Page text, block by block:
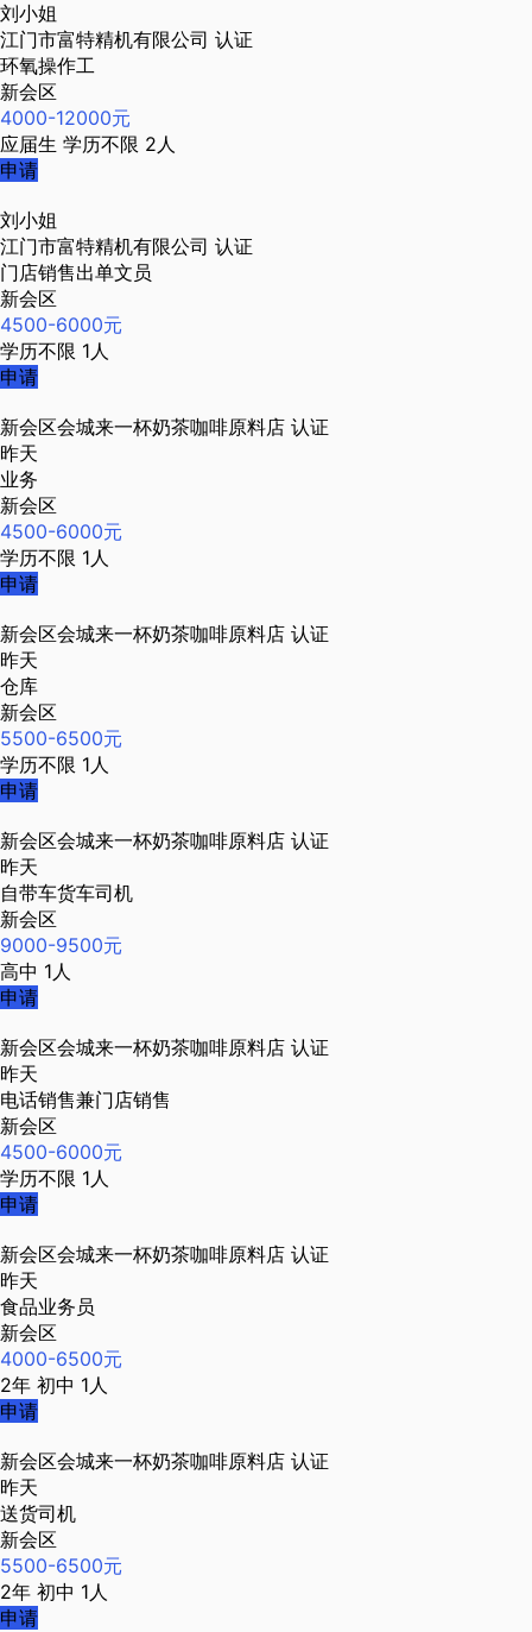
刘小姐
江门市富特精机有限公司 认证
环氧操作工
新会区
4000-12000元
应届生 学历不限 2人
申请
刘小姐
江门市富特精机有限公司 认证
门店销售出单文员
新会区
4500-6000元
学历不限 1人
申请
新会区会城来一杯奶茶咖啡原料店 认证
昨天
业务
新会区
4500-6000元
学历不限 1人
申请
新会区会城来一杯奶茶咖啡原料店 认证
昨天
仓库
新会区
5500-6500元
学历不限 1人
申请
新会区会城来一杯奶茶咖啡原料店 认证
昨天
自带车货车司机
新会区
9000-9500元
高中 1人
申请
新会区会城来一杯奶茶咖啡原料店 认证
昨天
电话销售兼门店销售
新会区
4500-6000元
学历不限 1人
申请
新会区会城来一杯奶茶咖啡原料店 认证
昨天
食品业务员
新会区
4000-6500元
2年 初中 1人
申请
新会区会城来一杯奶茶咖啡原料店 认证
昨天
送货司机
新会区
5500-6500元
2年 初中 1人
申请